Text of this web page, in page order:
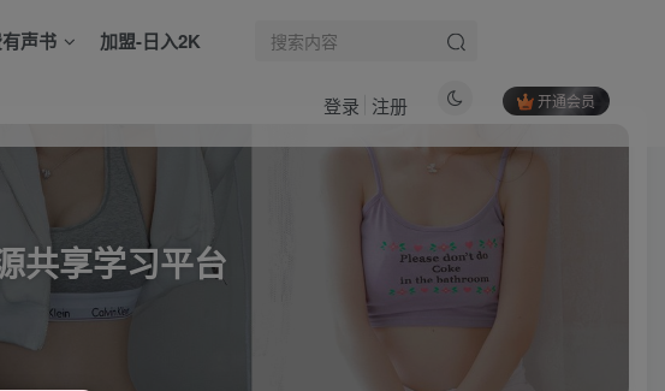
声书 加盟-日入2K
开通会员
登录 注册
共享学习平台